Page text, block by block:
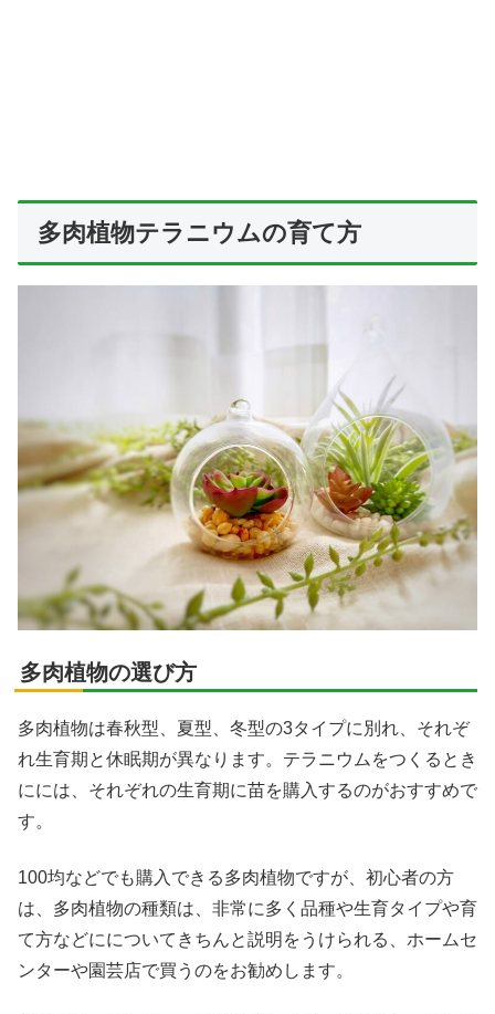
多肉植物テラニウムの育て方
多肉植物の選び方
多肉植物は春秋型、夏型、冬型の3タイプに別れ、それぞ
れ生育期と休眠期が異なります。テラニウムをつくるとき
にには、それぞれの生育期に苗を購入するのがおすすめで
す。
100均などでも購入できる多肉植物ですが、初心者の方
は、多肉植物の種類は、非常に多く品種や生育タイプや育
て方などにについてきちんと説明をうけられる、ホームセ
ンターや園芸店で買うのをお勧めします。